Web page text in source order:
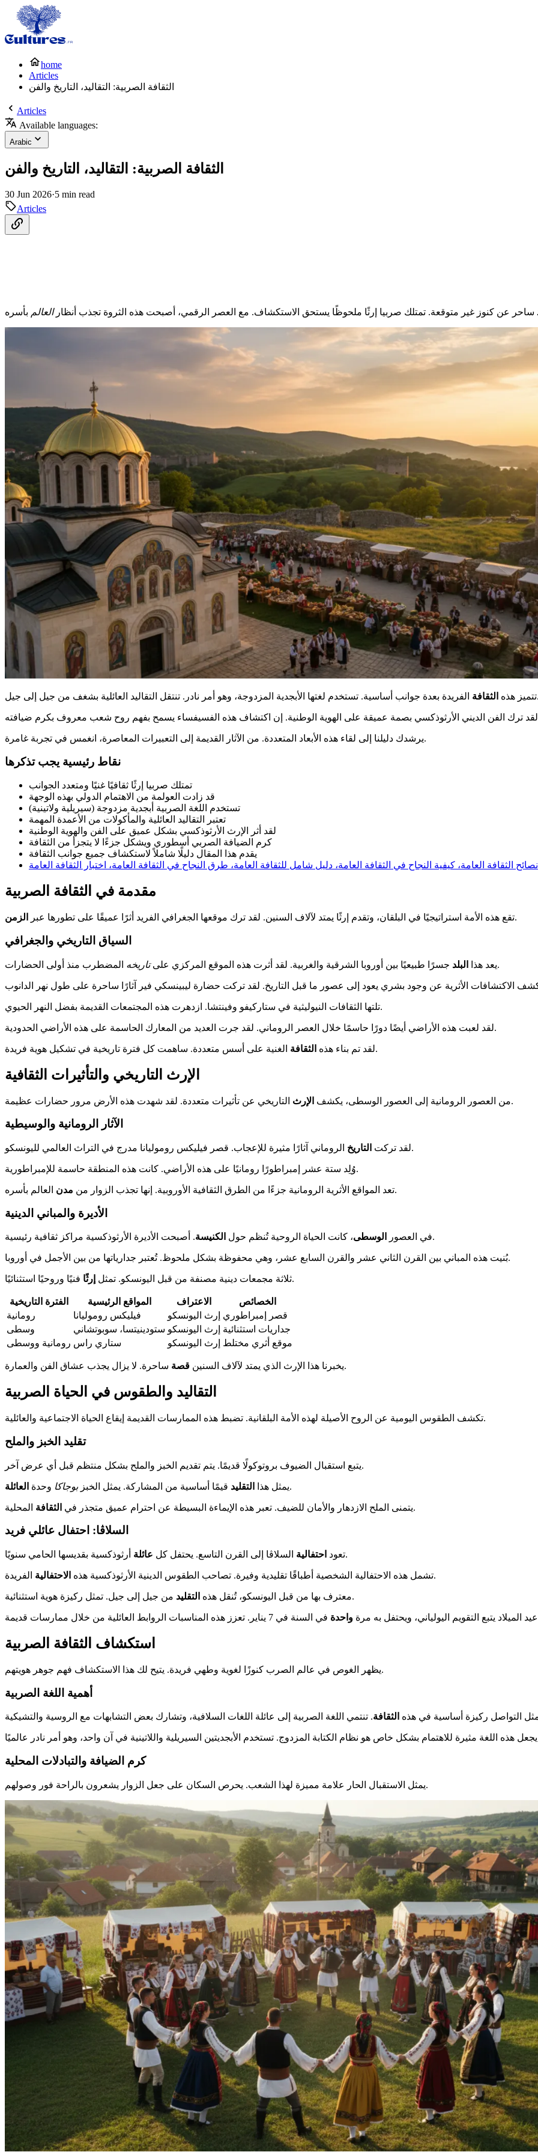
home
Articles
الثقافة الصربية: التقاليد، التاريخ والفن
Articles
Available languages:
Arabic
الثقافة الصربية: التقاليد، التاريخ والفن
30 Jun 2026·5 min read
Articles
ساحر عن كنوز غير متوقعة. تمتلك صربيا إرثًا ملحوظًا يستحق الاستكشاف. مع العصر الرقمي، أصبحت هذه الثروة تجذب أنظارالعالم
تتميز هذه الثقافة الفريدة بعدة جوانب أساسية. تستخدم لغتها الأبجدية المزدوجة، وهو أمر نادر. تنتقل التقاليد العائلية بشغف من جيل إلى جيل.
يرشدك دليلنا إلى لقاء هذه الأبعاد المتعددة. من الآثار القديمة إلى التعبيرات المعاصرة، انغمس في تجربة غامرة.
نقاط رئيسية يجب تذكرها
تمتلك صربيا إرثًا ثقافيًا غنيًا ومتعدد الجوانب
قد زادت العولمة من الاهتمام الدولي بهذه الوجهة
تستخدم اللغة الصربية أبجدية مزدوجة (سيريلية ولاتينية)
تعتبر التقاليد العائلية والمأكولات من الأعمدة المهمة
لقد أثر الإرث الأرثوذكسي بشكل عميق على الفن والهوية الوطنية
كرم الضيافة الصربي أسطوري ويشكل جزءًا لا يتجزأ من الثقافة
يقدم هذا المقال دليلًا شاملاً لاستكشاف جميع جوانب الثقافة
نصائح الثقافة العامة، كيفية النجاح في الثقافة العامة، دليل شامل للثقافة العامة، طرق النجاح في الثقافة العامة، اختبار الثقافة العامة
مقدمة في الثقافة الصربية
تقع هذه الأمة استراتيجيًا في البلقان، وتقدم إرثًا يمتد لآلاف السنين. لقد ترك موقعها الجغرافي الفريد أثرًا عميقًا على تطورها عبر الزمن .
السياق التاريخي والجغرافي
يعد هذا البلد جسرًا طبيعيًا بين أوروبا الشرقية والغربية. لقد أثرت هذه الموقع المركزي علىتاريخه المضطرب منذ أولى الحضارات.
تلتها الثقافات النيوليثية في ستاركيفو وفينتشا. ازدهرت هذه المجتمعات القديمة بفضل النهر الحيوي.
لقد لعبت هذه الأراضي أيضًا دورًا حاسمًا خلال العصر الروماني. لقد جرت العديد من المعارك الحاسمة على هذه الأراضي الحدودية.
لقد تم بناء هذه الثقافة الغنية على أسس متعددة. ساهمت كل فترة تاريخية في تشكيل هوية فريدة.
الإرث التاريخي والتأثيرات الثقافية
من العصور الرومانية إلى العصور الوسطى، يكشف الإرث التاريخي عن تأثيرات متعددة. لقد شهدت هذه الأرض مرور حضارات عظيمة.
الآثار الرومانية والوسيطية
لقد تركت التاريخ الروماني آثارًا مثيرة للإعجاب. قصر فيليكس روموليانا مدرج في التراث العالمي لليونسكو.
وُلِد ستة عشر إمبراطورًا رومانيًا على هذه الأراضي. كانت هذه المنطقة حاسمة للإمبراطورية.
تعد المواقع الأثرية الرومانية جزءًا من الطرق الثقافية الأوروبية. إنها تجذب الزوار من مدن العالم بأسره.
الأديرة والمباني الدينية
في العصور الوسطى، كانت الحياة الروحية تُنظم حول الكنيسة . أصبحت الأديرة الأرثوذكسية مراكز ثقافية رئيسية.
بُنيت هذه المباني بين القرن الثاني عشر والقرن السابع عشر، وهي محفوظة بشكل ملحوظ. تُعتبر جدارياتها من بين الأجمل في أوروبا.
ثلاثة مجمعات دينية مصنفة من قبل اليونسكو. تمثل إرثًا فنيًا وروحيًا استثنائيًا.
الفترة التاريخية المواقع الرئيسية الاعتراف
الخصائص
رومانية
فيليكس روموليانا إرث اليونسكو قصر إمبراطوري
وسطى
ستودينيتسا، سوبوتشاني إرث اليونسكو جداريات استثنائية
رومانية ووسطى ستاري راس إرث اليونسكو موقع أثري مختلط
يخبرنا هذا الإرث الذي يمتد لآلاف السنين قصة ساحرة. لا يزال يجذب عشاق الفن والعمارة.
التقاليد والطقوس في الحياة الصربية
تكشف الطقوس اليومية عن الروح الأصيلة لهذه الأمة البلقانية. تضبط هذه الممارسات القديمة إيقاع الحياة الاجتماعية والعائلية.
تقليد الخبز والملح
يتبع استقبال الضيوف بروتوكولًا قديمًا. يتم تقديم الخبز والملح بشكل منتظم قبل أي عرض آخر.
يمثل هذا التقليد قيمًا أساسية من المشاركة. يمثل الخبزبوجاكا وحدة العائلة .
يتمنى الملح الازدهار والأمان للضيف. تعبر هذه الإيماءة البسيطة عن احترام عميق متجذر في الثقافة المحلية.
السلاڤا: احتفال عائلي فريد
تعود احتفالية السلاڤا إلى القرن التاسع. يحتفل كل عائلة أرثوذكسية بقديسها الحامي سنويًا.
تشمل هذه الاحتفالية الشخصية أطباقًا تقليدية وفيرة. تصاحب الطقوس الدينية الأرثوذكسية هذه الاحتفالية الفريدة.
معترف بها من قبل اليونسكو، تُنقل هذه التقليد من جيل إلى جيل. تمثل ركيزة هوية استثنائية.
عيد الميلاد يتبع التقويم اليولياني، ويحتفل به مرة واحدة
استكشاف الثقافة الصربية
يظهر الغوص في عالم الصرب كنوزًا لغوية وطهي فريدة. يتيح لك هذا الاستكشاف فهم جوهر هويتهم.
أهمية اللغة الصربية
التواصل ركيزة أساسية في هذه الثقافة
كرم الضيافة والتبادلات المحلية
يمثل الاستقبال الحار علامة مميزة لهذا الشعب. يحرص السكان على جعل الزوار يشعرون بالراحة فور وصولهم.